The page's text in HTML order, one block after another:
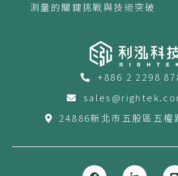
測量的關鍵挑戰與技術突破
+886 2 2298
24886新北市五股區五權